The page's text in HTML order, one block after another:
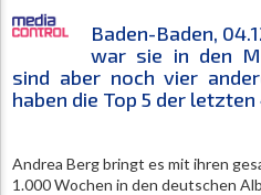
Baden-Baden,
war sie in den
sind aber noch vier
haben die Top 5 der letzten
Andrea Berg bringt es mit ihren
1.000 Wochen in den deutschen